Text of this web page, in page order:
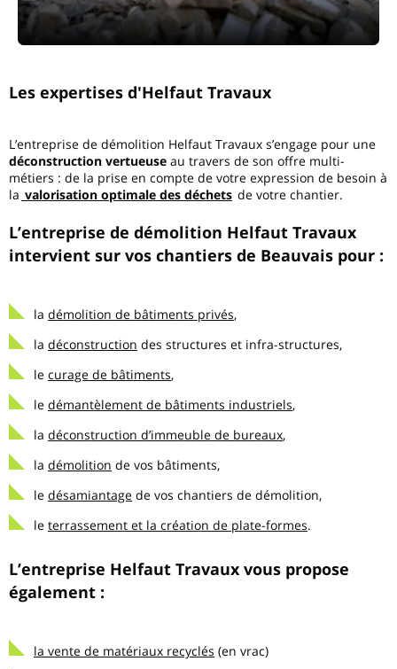
Les expertises d'Helfaut Travaux
L’entreprise de démolition Helfaut Travaux s’engage pour une
déconstruction vertueuse au travers de son offre multi-
métiers : de la prise en compte de votre expression de besoin à
la valorisation optimale des déchets de votre chantier.
L’entreprise de démolition Helfaut Travaux
intervient sur vos chantiers de Beauvais pour :
la démolition de bâtiments privés,
la déconstruction des structures et infra-structures,
le curage de bâtiments,
le démantèlement de bâtiments industriels,
la déconstruction d’immeuble de bureaux,
la démolition de vos bâtiments,
le désamiantage de vos chantiers de démolition,
le terrassement et la création de plate-formes.
L’entreprise Helfaut Travaux vous propose
également :
la vente de matériaux recyclés (en vrac)